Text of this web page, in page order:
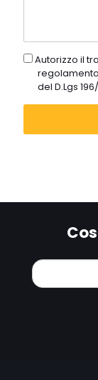
gdprAutorizzo il
regolamento
del D.Lgs